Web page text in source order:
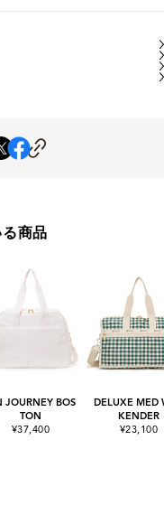
商品
JOURNEY BOS
TON
¥37,400
DELUXE MED
KENDER
¥23,100